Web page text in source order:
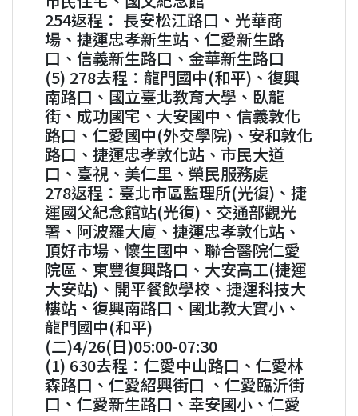
254返程： 長安松江路口、光華商
場、捷運忠孝新生站、仁愛新生路
口、信義新生路口、金華新生路口
(5) 278去程：龍門國中(和平)、復興
南路口、國立臺北教育大學、臥龍
街、成功國宅、大安國中、信義敦化
路口、仁愛國中(外交學院)、安和敦化
路口、捷運忠孝敦化站、市民大道
口、臺視、美仁里、榮民服務處
278返程：臺北市區監理所(光復)、捷
運國父紀念館站(光復)、交通部觀光
署、阿波羅大廈、捷運忠孝敦化站、
頂好市場、懷生國中、聯合醫院仁愛
院區、東豐復興路口、大安高工(捷運
大安站)、開平餐飲學校、捷運科技大
樓站、復興南路口、國北教大實小、
龍門國中(和平)
(二)4/26(日)05:00-07:30
(1) 630去程：仁愛中山路口、仁愛林
森路口、仁愛紹興街口 、仁愛臨沂街
口、仁愛新生路口、幸安國小、仁愛